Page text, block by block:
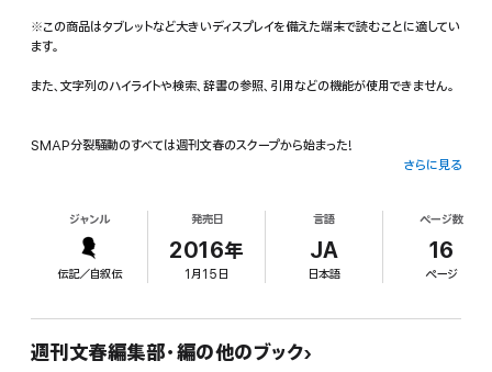
※この商品はタブレットなど大きいディスプレイを備えた端末で読むことに適してい
ます。
また、文字列のハイライトや検索、辞書の参照、引用などの機能が使用できません。
SMAP分裂騒動のすべては週刊文春のスクープから始まった!
部メンバーの独立問題」などが生じていることを公式に認めた。
多くのメディアが指摘しているように、全ての発端は2015年1月に週刊文春が掲載
したジャニーズ事務所の副社長メリー喜多川氏の独占インタビューだった。
5時間にもおよんだ取材の途中、メリー氏はSMAPの担当マネージャーを取材現場
に呼び出して、叱責した。
さらに見る
ジャンル
伝記／自叙伝
発売日
2016年
1月15日
言語
JA
日本語
ページ数
16
ページ
週刊文春編集部・編の他のブック